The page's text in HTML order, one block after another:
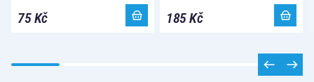
75 Kč 185 Kč